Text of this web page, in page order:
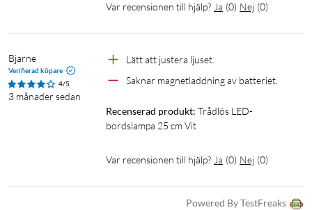
Var recensionen till hjälp? Ja (0) Nej (0)
Bjarne
Verifierad köpare
4/5
3 månader sedan
Lätt att justera ljuset.
Saknar magnetladdning av batteriet.
Recenserad produkt: Trådlös LED-
bordslampa 25 cm Vit
Var recensionen till hjälp? Ja (0) Nej (0)
Powered By TestFreaks